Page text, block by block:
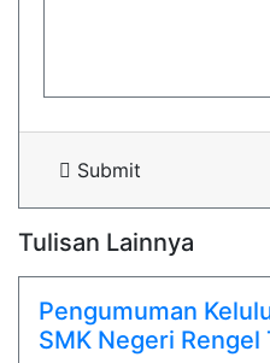
Submit
Tulisan Lainnya
Pengumuman
SMK Negeri Rengel